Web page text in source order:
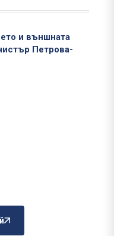
и външната
Петрова-